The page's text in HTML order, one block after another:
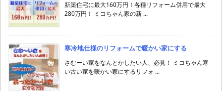
新築住宅に最大160万円！各種リフォーム併用で最大
280万円！ ミコちゃん家の新 ...
寒冷地仕様のリフォームで暖かい家にする
さむーい家をなんとかしたい人、必見！ ミコちゃん寒
い古い家を暖かい家にするリフォ ...